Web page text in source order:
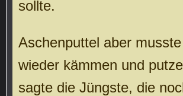
sollte.
Aschenputtel aber
wieder kämmen und
sagte die Jüngste, die